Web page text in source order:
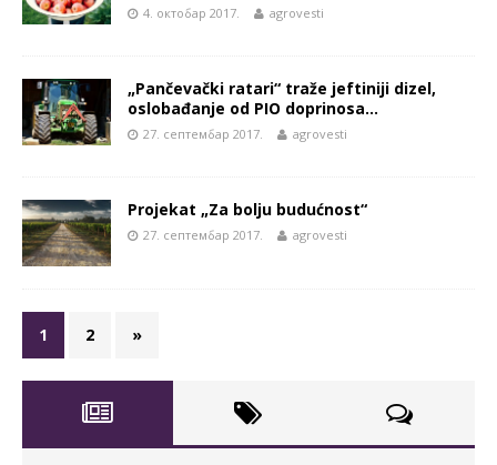
4. октобар 2017. agrovesti
„Pančevački ratari“ traže jeftiniji dizel,
oslobađanje od PIO doprinosa…
27. септембар 2017. agrovesti
Projekat „Za bolju budućnost“
27. септембар 2017. agrovesti
1 2 »